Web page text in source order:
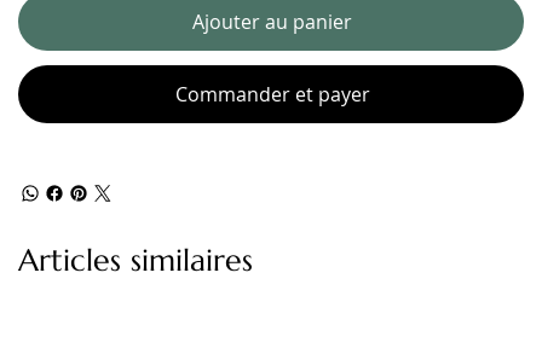
Ajouter au panier
Commander et payer
Articles similaires